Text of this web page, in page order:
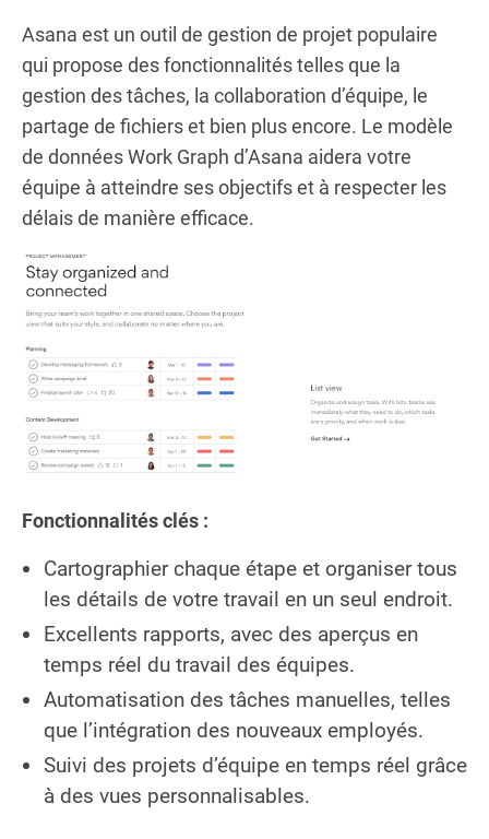
Asana est un outil de gestion de projet populaire
qui propose des fonctionnalités telles que la
gestion des tâches, la collaboration d’équipe, le
partage de fichiers et bien plus encore. Le modèle
de données Work Graph d’Asana aidera votre
équipe à atteindre ses objectifs et à respecter les
délais de manière efficace.
Fonctionnalités clés :
Cartographier chaque étape et organiser tous
les détails de votre travail en un seul endroit.
Excellents rapports, avec des aperçus en
temps réel du travail des équipes.
Automatisation des tâches manuelles, telles
que l’intégration des nouveaux employés.
Suivi des projets d’équipe en temps réel grâce
à des vues personnalisables.